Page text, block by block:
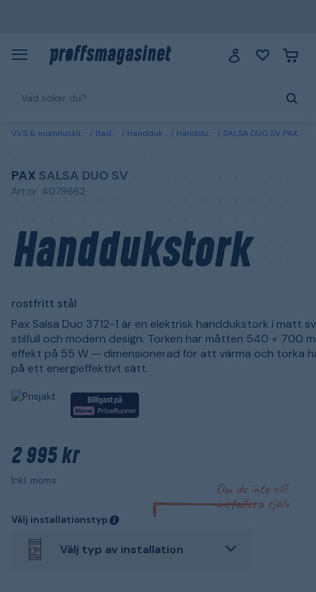
VVS & inomhusklimat Badrum Handdukstorkar Handdukstorkar el SALSA DUO SV PAX Handdukstork rostfritt stål
PAX SALSA DUO SV
Art.nr: 4079662
Handdukstork
rostfritt stål
Pax Salsa Duo 3712-1 är en elektrisk handdukstork i matt
stilfull och modern design. Torken har måtten 540 × 700
effekt på 55 W — dimensionerad för att värma och torka
på ett energieffektivt sätt.
2 995 kr
Inkl. moms
Om du inte vill
installera själv
Välj installationstyp
Välj typ av installation